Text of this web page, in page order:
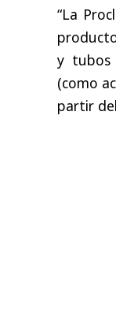
“La
y
(como
partir